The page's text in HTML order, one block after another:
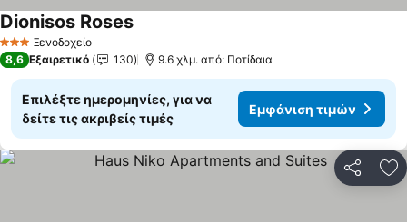
3 ΑστέριαΞενοδοχείο
Dionisos Roses
8,6 Εξαιρετικό 130 9.6 χλμ. από: Ποτίδαια
Επιλέξτε ημερομηνίες, για να
δείτε τις ακριβείς τιμές
Εμφάνιση τιμών